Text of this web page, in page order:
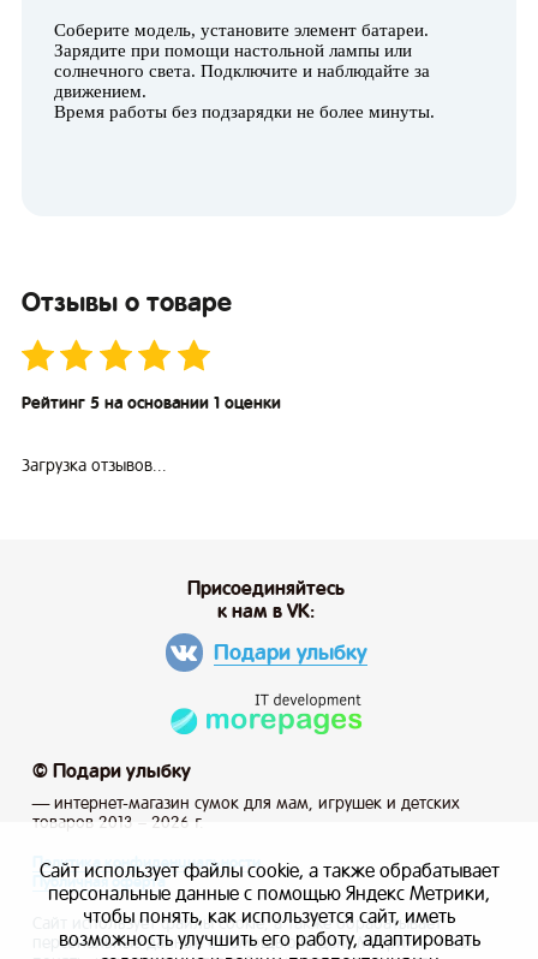
Соберите модель, установите элемент батареи.
Зарядите при помощи настольной лампы или
солнечного света. Подключите и наблюдайте за
движением.
Время работы без подзарядки не более минуты.
Отзывы о товаре
Рейтинг 5 на основании 1 оценки
Загрузка отзывов...
© Подари улыбку
— интернет-магазин сумок для мам, игрушек и детских
товаров 2013 – 2026 г.
Присоединяйтесь
к нам в VK:
Подари улыбку
Политика конфиденциальности
Публичная оферта
Сайт использует файлы cookie, а также обрабатывает
персональные данные с помощью Яндекс Метрики, чтобы
Сайт использует файлы cookie, а также обрабатывает
персональные данные с помощью Яндекс Метрики,
чтобы понять, как используется сайт, иметь
возможность улучшить его работу, адаптировать